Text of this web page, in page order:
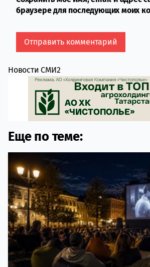
браузере для последующих моих
Новости СМИ2
Еще по теме: